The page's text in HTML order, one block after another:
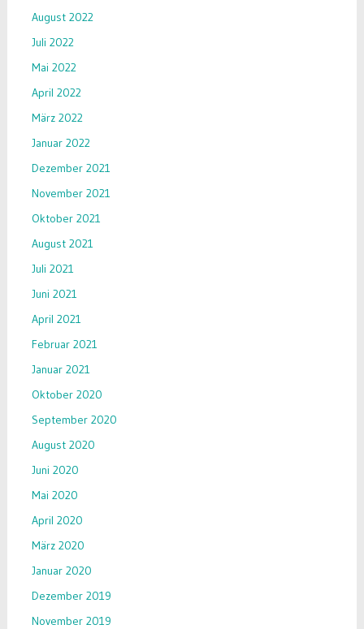
August 2022
Juli 2022
Mai 2022
April 2022
März 2022
Januar 2022
Dezember 2021
November 2021
Oktober 2021
August 2021
Juli 2021
Juni 2021
April 2021
Februar 2021
Januar 2021
Oktober 2020
September 2020
August 2020
Juni 2020
Mai 2020
April 2020
März 2020
Januar 2020
Dezember 2019
November 2019